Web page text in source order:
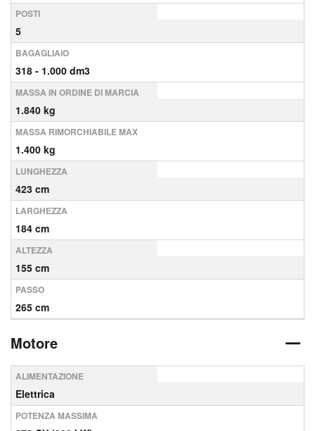
POSTI
5
BAGAGLIAIO
318 - 1.000 dm3
MASSA IN ORDINE DI MARCIA
1.840 kg
MASSA RIMORCHIABILE MAX
1.400 kg
LUNGHEZZA
423 cm
LARGHEZZA
184 cm
ALTEZZA
155 cm
PASSO
265 cm
Motore
ALIMENTAZIONE
Elettrica
POTENZA MASSIMA